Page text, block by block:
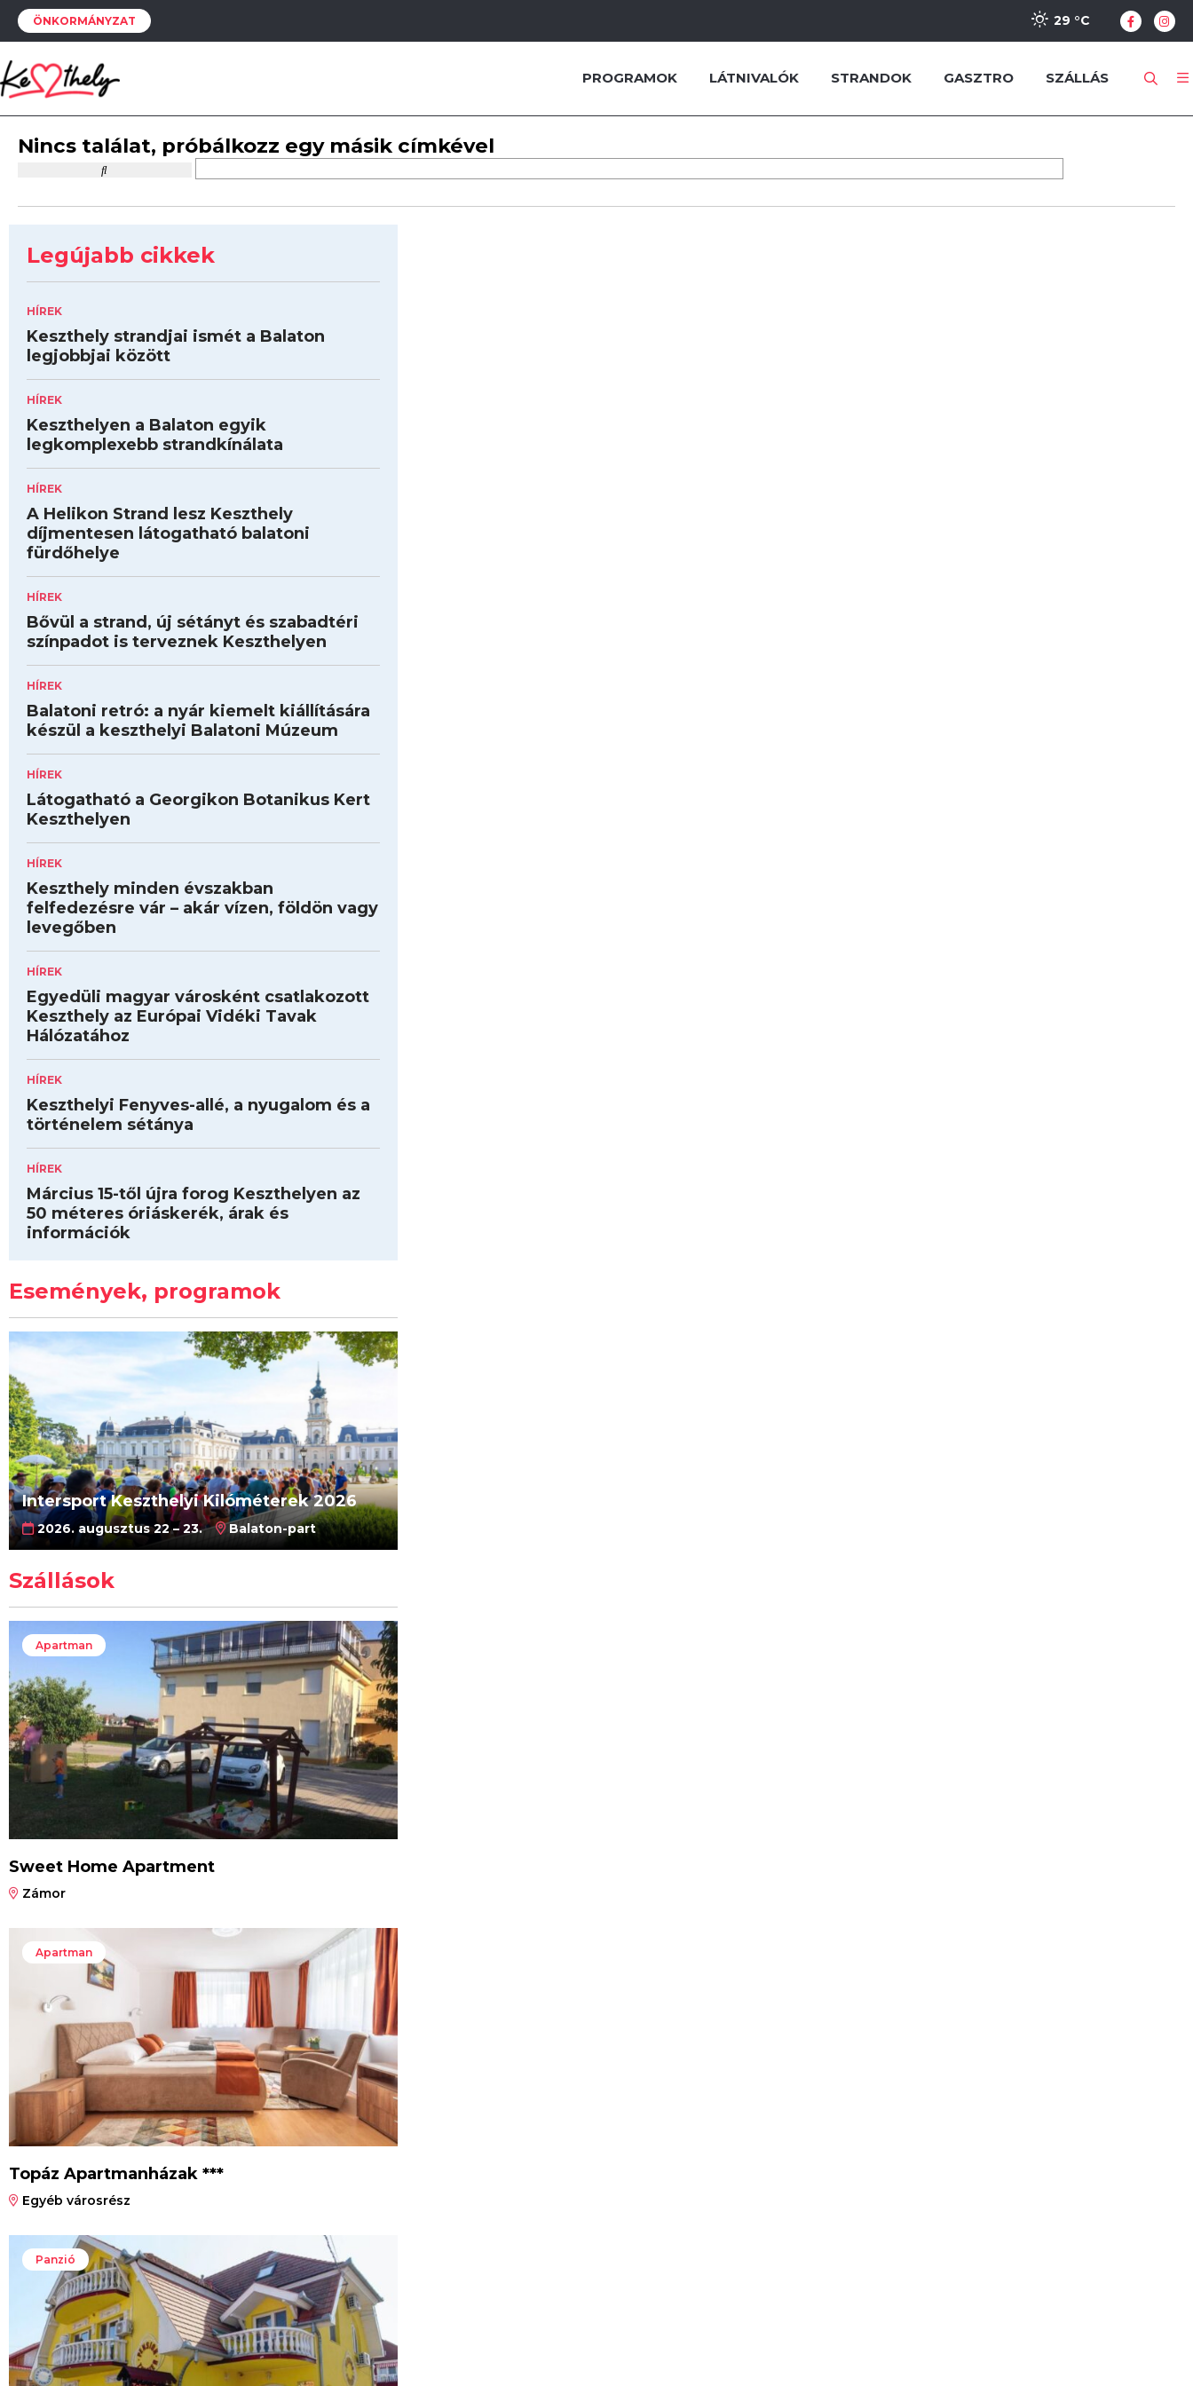
ÖNKORMÁNYZAT 29 °C
PROGRAMOK LÁTNIVALÓK STRANDOK GASZTRO SZÁLLÁS
Nincs találat, próbálkozz egy másik címkével
Legújabb cikkek
HÍREK
Keszthely strandjai ismét a Balaton
legjobbjai között
HÍREK
Keszthelyen a Balaton egyik
legkomplexebb strandkínálata
HÍREK
A Helikon Strand lesz Keszthely
díjmentesen látogatható balatoni
fürdőhelye
HÍREK
Bővül a strand, új sétányt és szabadtéri
színpadot is terveznek Keszthelyen
HÍREK
Balatoni retró: a nyár kiemelt kiállítására
készül a keszthelyi Balatoni Múzeum
HÍREK
Látogatható a Georgikon Botanikus Kert
Keszthelyen
HÍREK
Keszthely minden évszakban
felfedezésre vár – akár vízen, földön vagy
levegőben
HÍREK
Egyedüli magyar városként csatlakozott
Keszthely az Európai Vidéki Tavak
Hálózatához
HÍREK
Keszthelyi Fenyves-allé, a nyugalom és a
történelem sétánya
HÍREK
Március 15-től újra forog Keszthelyen az
50 méteres óriáskerék, árak és
információk
Események, programok
Intersport Keszthelyi Kilóméterek 2026
2026. augusztus 22 – 23. Balaton-part
Szállások
Apartman
Sweet Home Apartment
Zámor
Apartman
Topáz Apartmanházak ***
Egyéb városrész
Panzió